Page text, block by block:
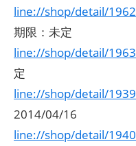
line://shop/detail/1962
期限：未定
line://shop/detail/1963
定
line://shop/detail/1939
2014/04/16
line://shop/detail/1940